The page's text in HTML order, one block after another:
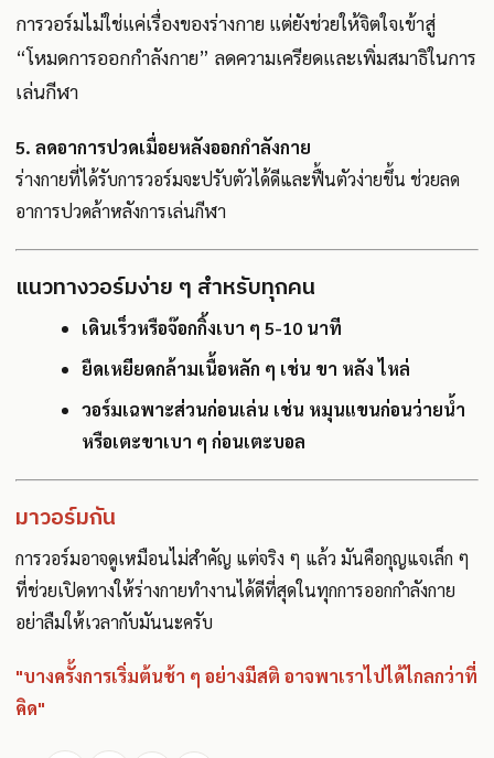
การวอร์มไม่ใช่แค่เรื่องของร่างกาย แต่ยังช่วยให้จิตใจเข้าสู่
“โหมดการออกกำลังกาย” ลดความเครียดและเพิ่มสมาธิในการ
เล่นกีฬา
5. ลดอาการปวดเมื่อยหลังออกกำลังกาย
ร่างกายที่ได้รับการวอร์มจะปรับตัวได้ดีและฟื้นตัวง่ายขึ้น ช่วยลด
อาการปวดล้าหลังการเล่นกีฬา
แนวทางวอร์มง่าย ๆ สำหรับทุกคน
เดินเร็วหรือจ๊อกกิ้งเบา ๆ 5-10 นาที
ยืดเหยียดกล้ามเนื้อหลัก ๆ เช่น ขา หลัง ไหล่
วอร์มเฉพาะส่วนก่อนเล่น เช่น หมุนแขนก่อนว่ายน้ำ
หรือเตะขาเบา ๆ ก่อนเตะบอล
มาวอร์มกัน
การวอร์มอาจดูเหมือนไม่สำคัญ แต่จริง ๆ แล้ว มันคือกุญแจเล็ก ๆ
ที่ช่วยเปิดทางให้ร่างกายทำงานได้ดีที่สุดในทุกการออกกำลังกาย
อย่าลืมให้เวลากับมันนะครับ
"บางครั้งการเริ่มต้นช้า ๆ อย่างมีสติ อาจพาเราไปได้ไกลกว่าที่
คิด"